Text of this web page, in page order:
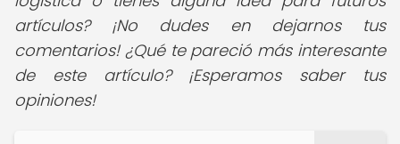
artículos? ¡No dudes en dejarnos tus
comentarios! ¿Qué te pareció más interesante
de este artículo? ¡Esperamos saber tus
opiniones!